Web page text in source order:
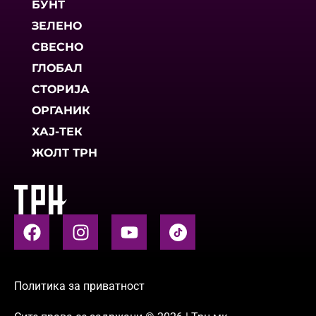
БУНТ
ЗЕЛЕНО
СВЕСНО
ГЛОБАЛ
СТОРИЈА
ОРГАНИК
ХАЈ-ТЕК
ЖОЛТ ТРН
Политика за приватност